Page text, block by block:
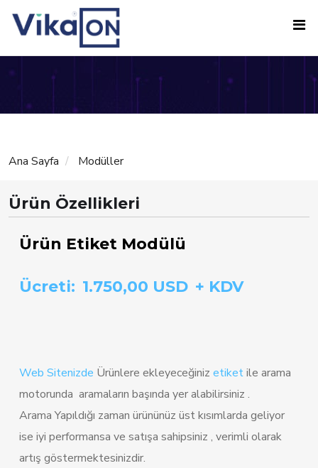
Ana Sayfa Modüller
Ürün Özellikleri
Ürün Etiket Modülü
Ücreti: 1.750,00 USD + KDV
Web Sitenizde Ürünlere ekleyeceğiniz etiketile arama
motorunda aramaların başında yer alabilirsiniz .
Arama Yapıldığı zaman ürününüz üst kısımlarda geliyor
ise iyi performansa ve satışa sahipsiniz , verimli olarak
artış göstermektesinizdir.